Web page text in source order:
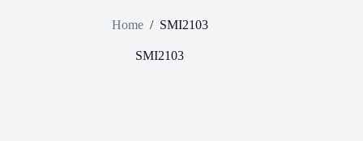
Home / SMI2103
SMI2103